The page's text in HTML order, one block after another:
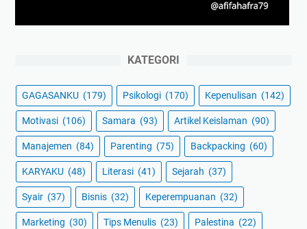
KATEGORI
GAGASANKU (179) Psikologi (170) Kepenulisan (142)
Motivasi (106) Samara (93) Artikel Keislaman (90)
Manajemen (84) Parenting (75) Backpacking (60)
KARYAKU (48) Literasi (41) Sejarah (37)
Syair (37) Bisnis (32) Keperempuanan (32)
Marketing (30) Tips Menulis (23) Palestina (22)